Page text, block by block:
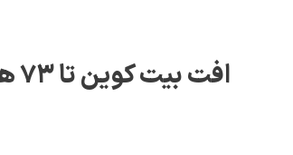
افت بیت کوین تا ۷۳ هزار دلار؛ اما هنوز خبری از تغییر روند نیست